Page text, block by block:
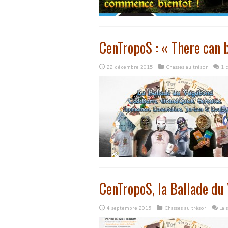
CenTropoS : « There can
22 décembre 2015 Chasses au trésor 1
CenTropoS, la Ballade
4 septembre 2015 Chasses au trésor